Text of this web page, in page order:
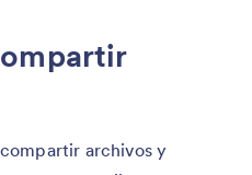
archivos y